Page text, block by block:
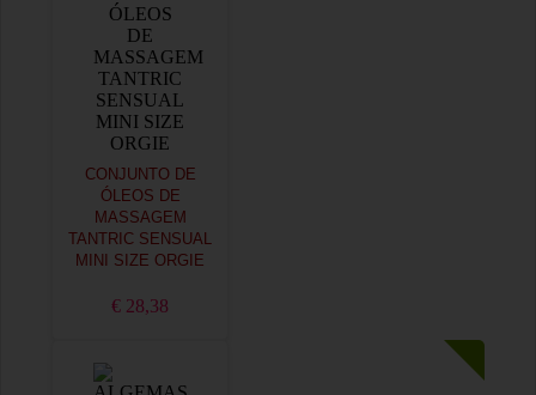
CONJUNTO DE
ÓLEOS DE
MASSAGEM
TANTRIC SENSUAL
MINI SIZE ORGIE
€ 28,38